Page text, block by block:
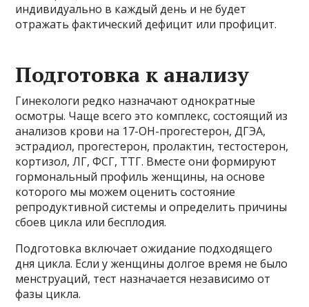
индивидуально в каждый день и не будет
отражать фактический дефицит или профицит.
Подготовка к анализу
Гинекологи редко назначают однократные
осмотры. Чаще всего это комплекс, состоящий из
анализов крови на 17-ОН-прогестерон, ДГЭА,
эстрадиол, прогестерон, пролактин, тестостерон,
кортизол, ЛГ, ФСГ, ТТГ. Вместе они формируют
гормональный профиль женщины, на основе
которого мы можем оценить состояние
репродуктивной системы и определить причины
сбоев цикла или бесплодия.
Подготовка включает ожидание подходящего
дня цикла. Если у женщины долгое время не было
менструаций, тест назначается независимо от
фазы цикла.